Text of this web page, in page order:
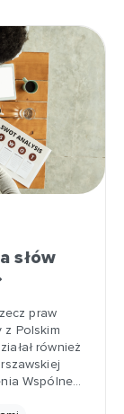
słów
praw
z Polskim
również
Wspólne…